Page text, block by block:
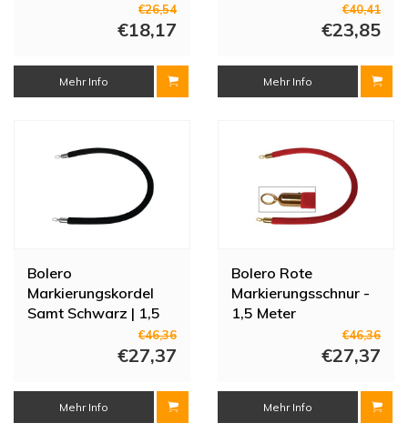
€26,54
€18,17
Mehr Info
€40,41
€23,85
Mehr Info
Bolero
Markierungskordel
Samt Schwarz | 1,5
€46,36
€27,37
Mehr Info
Bolero Rote
Markierungsschnur -
1,5 Meter
€46,36
€27,37
Mehr Info